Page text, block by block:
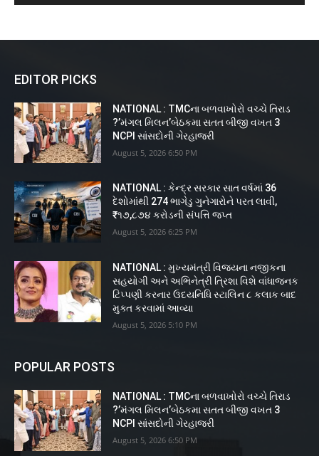
EDITOR PICKS
NATIONAL : TMCના બળવાખોરો વચ્ચે તિરાડ
?’મંગલ મિલન’બેઠકમા સતત બીજી વખત 3
NCPI સાંસદોની ગેરહાજરી
August 5, 2026 6:50 PM
NATIONAL : કેન્દ્ર સરકાર સાત વર્ષમાં 36
દેશોમાંથી 274 ભાગેડુ ગુનેગારોને પરત લાવી,
₹૧૭,૮૭૪ કરોડની સંપત્તિ જપ્ત
August 5, 2026 6:25 PM
NATIONAL : મુખ્યમંત્રી વિજયના નજીકના
સહયોગી અને અભિનેત્રી ત્રિશા વિશે વાંધાજનક
ટિપ્પણી કરનાર ઉદયનિધિ સ્ટાલિન ૮ કલાક બાદ
મુક્ત કરવામાં આવ્યા
August 5, 2026 5:10 PM
POPULAR POSTS
NATIONAL : TMCના બળવાખોરો વચ્ચે તિરાડ
?’મંગલ મિલન’બેઠકમા સતત બીજી વખત 3
NCPI સાંસદોની ગેરહાજરી
August 5, 2026 6:50 PM